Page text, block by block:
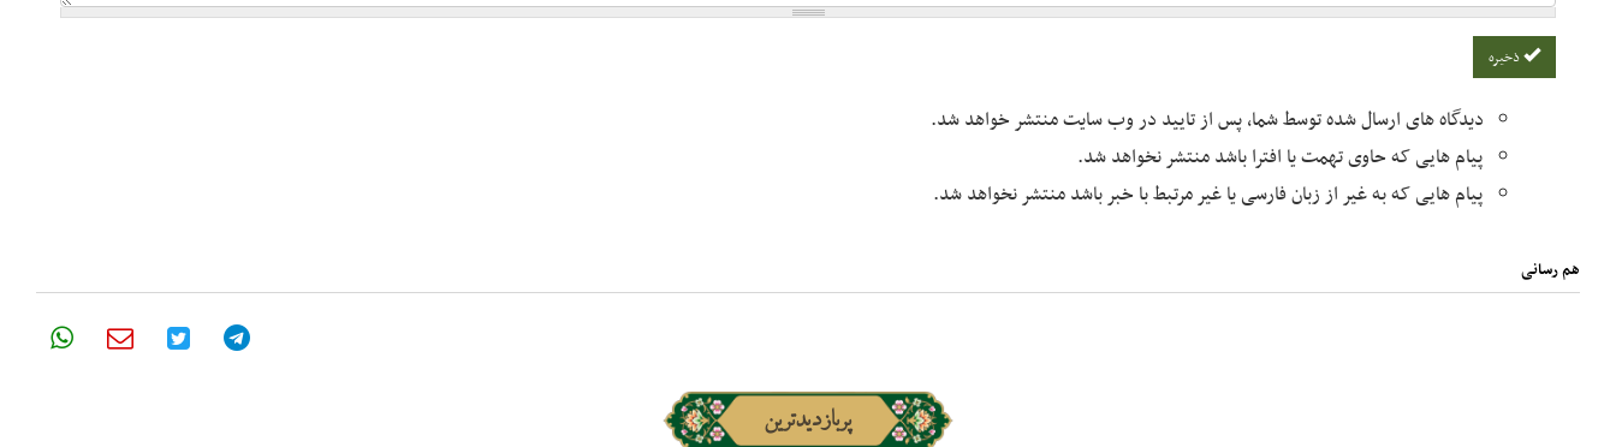
دیدگاه های ارسال شده توسط شما، پس از تایید در وب سایت منتشر خواهد شد.
پیام هایی که حاوی تهمت یا افترا باشد منتشر نخواهد شد.
پیام هایی که به غیر از زبان فارسی یا غیر مرتبط با خبر باشد منتشر نخواهد شد.
هم رسانی
پربازدیدترین